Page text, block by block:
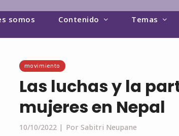
somos Contenido Temas
movimiento
Las luchas y la
mujeres en Nepal
10/10/2022 | Por Sabitri Neupane